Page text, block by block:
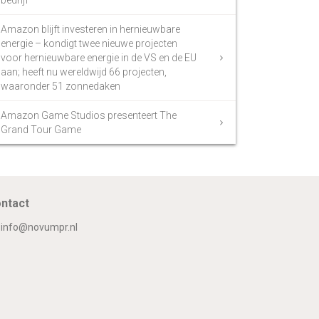
Amazon blijft investeren in hernieuwbare
energie – kondigt twee nieuwe projecten
voor hernieuwbare energie in de VS en de EU
aan; heeft nu wereldwijd 66 projecten,
waaronder 51 zonnedaken
Amazon Game Studios presenteert The
Grand Tour Game
info@novumpr.nl